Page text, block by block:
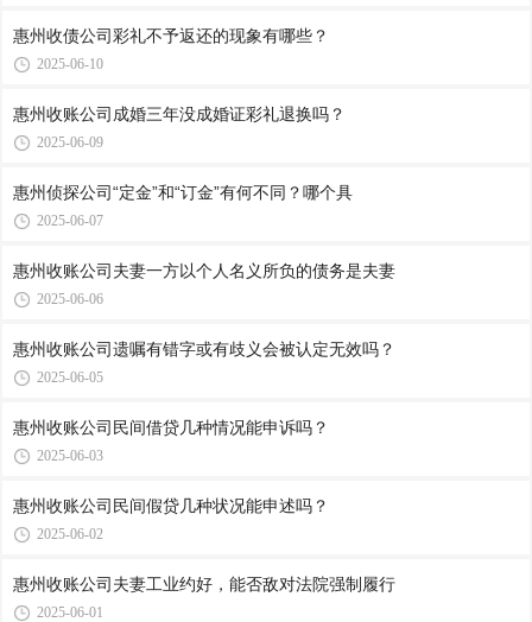
惠州收债公司​彩礼不予返还的现象有哪些？
2025-06-10
惠州收账公司​成婚三年没成婚证彩礼退换吗？
2025-06-09
惠州侦探公司​“定金”和“订金”有何不同？哪个具
2025-06-07
惠州收账公司​夫妻一方以个人名义所负的债务是夫妻
2025-06-06
惠州收账公司​遗嘱有错字或有歧义会被认定无效吗？
2025-06-05
惠州收账公司​民间借贷几种情况能申诉吗？
2025-06-03
惠州收账公司​民间假贷几种状况能申述吗？
2025-06-02
惠州收账公司​夫妻工业约好，能否敌对法院强制履行
2025-06-01